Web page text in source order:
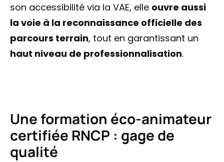
son accessibilité via la VAE, elle ouvre aussi
la voie à la reconnaissance officielle des
parcours terrain, tout en garantissant un
haut niveau de professionnalisation.
Une formation éco-animateur
certifiée RNCP : gage de
qualité